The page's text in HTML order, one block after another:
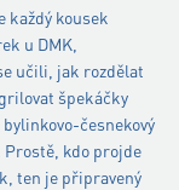
každý kousek
u DMK,
učili, jak rozdělat
špekáčky
česnekový
kdo projde
ten je připravený